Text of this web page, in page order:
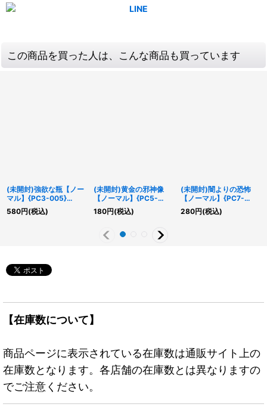
この商品を買った人は、こんな商品も買っています
(未開封)強欲な瓶【ノー
マル】{PC3-005}
《罠》
580円(税込)
(未開封)黄金の邪神像
【ノーマル】{PC5-
JP001}《罠》
180円(税込)
(未開封)闇よりの恐怖
【ノーマル】{PC7-
JP006}《モンスター》
280円(税込)
【在庫数について】
商品ページに表示されている在庫数は通販サイト上の
在庫数となります。各店舗の在庫数とは異なりますの
でご注意ください。